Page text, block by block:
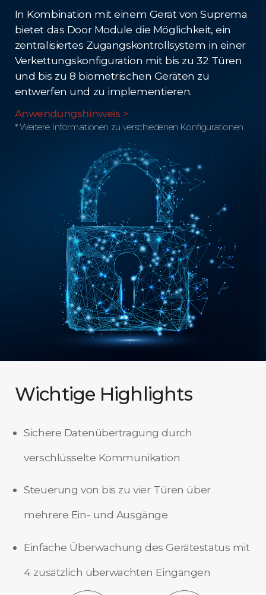
In Kombination mit einem Gerät von Suprema
bietet das Door Module die Möglichkeit, ein
zentralisiertes Zugangskontrollsystem in einer
Verkettungskonfiguration mit bis zu 32 Türen
und bis zu 8 biometrischen Geräten zu
entwerfen und zu implementieren.
Anwendungshinweis >
* Weitere Informationen zu verschiedenen Konfigurationen
Wichtige Highlights
Sichere Datenübertragung durch
verschlüsselte Kommunikation
Steuerung von bis zu vier Türen über
mehrere Ein- und Ausgänge
Einfache Überwachung des Gerätestatus mit
4 zusätzlich überwachten Eingängen